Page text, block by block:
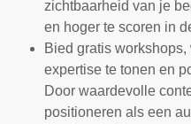
zichtbaarheid van je
en hoger te scoren in
Bied gratis
expertise te tonen en
Door waardevolle
positioneren als een